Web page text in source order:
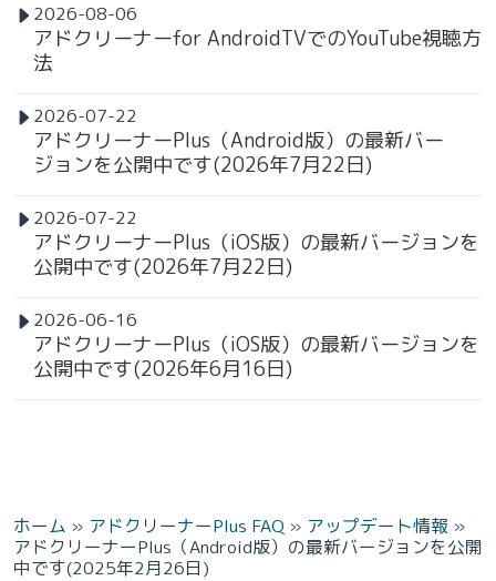
2026-08-06
アドクリーナーfor AndroidTVでのYouTube視聴方
法
2026-07-22
アドクリーナーPlus（Android版）の最新バー
ジョンを公開中です(2026年7月22日)
2026-07-22
アドクリーナーPlus（iOS版）の最新バージョンを
公開中です(2026年7月22日)
2026-06-16
アドクリーナーPlus（iOS版）の最新バージョンを
公開中です(2026年6月16日)
ホーム » アドクリーナーPlus FAQ » アップデート情報 »
アドクリーナーPlus（Android版）の最新バージョンを公開
中です(2025年2月26日)